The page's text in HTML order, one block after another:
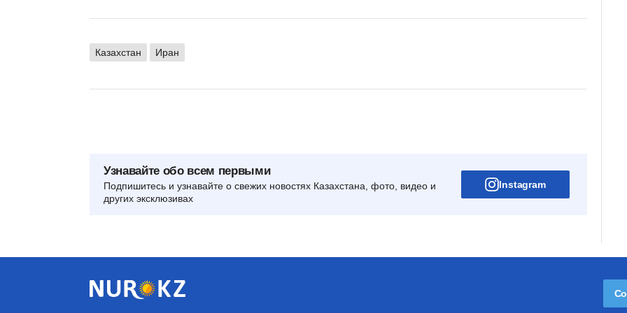
Казахстан Иран
Узнавайте обо всем первыми
Подпишитесь и узнавайте о свежих новостях Казахстана, фото, видео и
других эксклюзивах
Instagram